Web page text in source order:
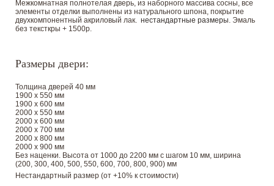
Межкомнатная полнотелая дверь, из наборного массива сосны, все
элементы отделки выполнены из натурального шпона, покрытие
двухкомпонентный акриловый лак. нестандартные размеры. Эмаль
без тексткры + 1500р.
Размеры двери:
Толщина дверей 40 мм
1900 х 550 мм
1900 х 600 мм
2000 х 550 мм
2000 х 600 мм
2000 х 700 мм
2000 х 800 мм
2000 х 900 мм
Без наценки. Высота от 1000 до 2200 мм с шагом 10 мм, ширина
(200, 300, 400, 500, 550, 600, 700, 800, 900) мм
Нестандартный размер (от +10% к стоимости)